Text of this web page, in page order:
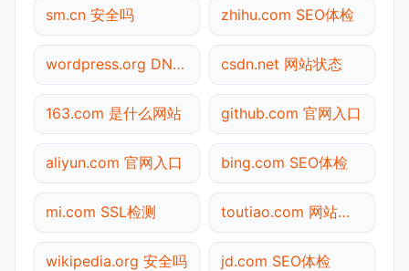
sm.cn 安全吗 zhihu.com SEO体检
wordpress.org DNS解析 csdn.net 网站状态
163.com 是什么网站 github.com 官网入口
aliyun.com 官网入口 bing.com SEO体检
mi.com SSL检测 toutiao.com 网站状态
wikipedia.org 安全吗 jd.com SEO体检